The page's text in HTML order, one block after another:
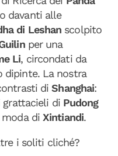
davanti alle
di Leshan scolpito
per una
Li, circondati da
dipinte. La nostra
diShanghai:
grattacieli di Pudong
di Xintiandi.
i soliti cliché?